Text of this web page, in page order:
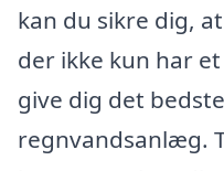
kan du sikre dig,
der ikke kun har
give dig det
regnvandsanlæg.